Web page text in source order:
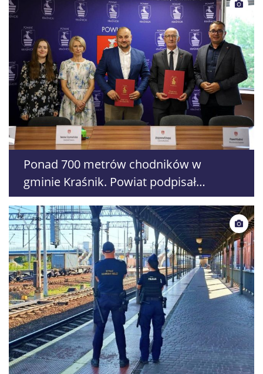
Ponad 700 metrów chodników w
gminie Kraśnik. Powiat podpisał
umowę na dwie inwestycje